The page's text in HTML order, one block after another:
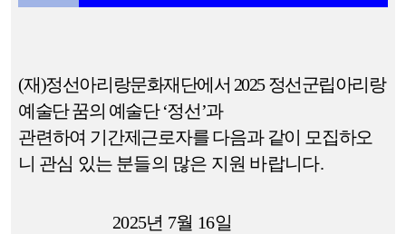
(재)정선아리랑문화재단에서 2025정선군립아리랑
예술단 꿈의 예술단‘정선’과
관련하여 기간제근로자를 다음과 같이 모집하오
니 관심 있는 분들의 많은 지원 바랍니다.
2025년 7월 16일